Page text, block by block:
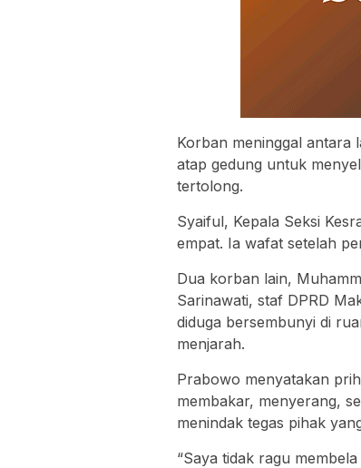
Korban meninggal antara
atap gedung untuk
tertolong.
Syaiful, Kepala Seksi
empat. Ia wafat setelah
Dua korban lain,
Sarinawati, staf DPRD
diduga bersembunyi di
menjarah.
Prabowo menyatakan
membakar, menyerang,
menindak tegas pihak
“Saya tidak ragu